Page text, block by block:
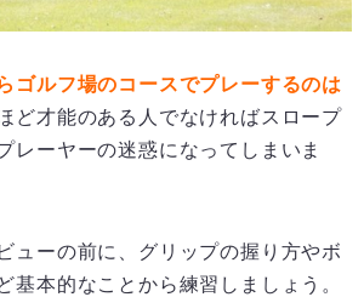
ゴルフ場のコースでプレーするのは
ど才能のある人でなければスロープ
レーヤーの迷惑になってしまいま
ューの前に、グリップの握り方やボ
基本的なことから練習しましょう。